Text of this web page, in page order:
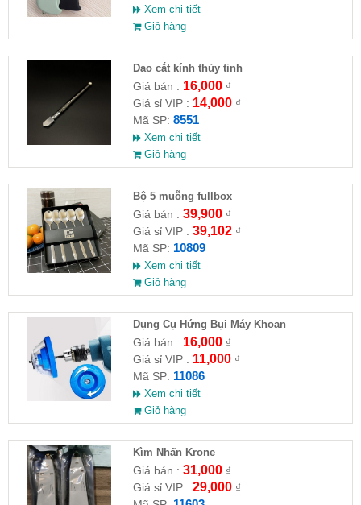
Xem chi tiết
Giỏ hàng
Dao cắt kính thủy tinh
Giá bán : 16,000₫
Giá sỉ VIP : 14,000₫
Mã SP: 8551
Xem chi tiết
Giỏ hàng
Bộ 5 muỗng fullbox
Giá bán : 39,900₫
Giá sỉ VIP : 39,102₫
Mã SP: 10809
Xem chi tiết
Giỏ hàng
Dụng Cụ Hứng Bụi Máy Khoan
Giá bán : 16,000₫
Giá sỉ VIP : 11,000₫
Mã SP: 11086
Xem chi tiết
Giỏ hàng
Kìm Nhấn Krone
Giá bán : 31,000₫
Giá sỉ VIP : 29,000₫